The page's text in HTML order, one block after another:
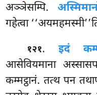
अञ्ञेसम्पि.
गहेत्वा
१२१.इदं
आसेवियमाना
कम्मट्ठानं. तत्थ पन